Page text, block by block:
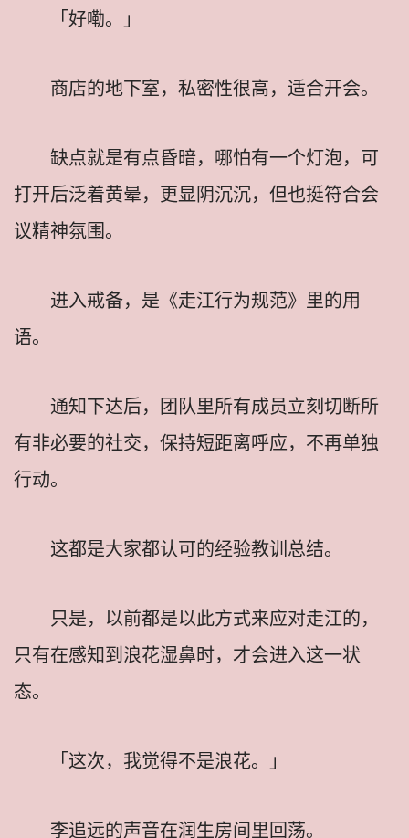
「好嘞。」
商店的地下室，私密性很高，适合开会。
缺点就是有点昏暗，哪怕有一个灯泡，可
打开后泛着黄晕，更显阴沉沉，但也挺符合会
议精神氛围。
进入戒备，是《走江行为规范》里的用
语。
通知下达后，团队里所有成员立刻切断所
有非必要的社交，保持短距离呼应，不再单独
行动。
这都是大家都认可的经验教训总结。
只是，以前都是以此方式来应对走江的，
只有在感知到浪花湿鼻时，才会进入这一状
态。
「这次，我觉得不是浪花。」
李追远的声音在润生房间里回荡。